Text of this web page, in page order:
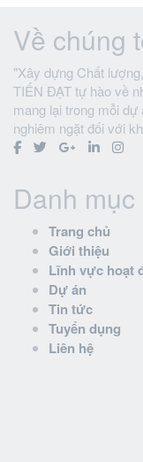
Về chúng
"Xây dựng Chất
TIẾN ĐẠT tự hào về
mang lại trong mỗi
nghiêm ngặt đối với
Danh mục
Trang chủ
Giới thiệu
Lĩnh vực hoạt
Dự án
Tin tức
Tuyển dụng
Liên hệ